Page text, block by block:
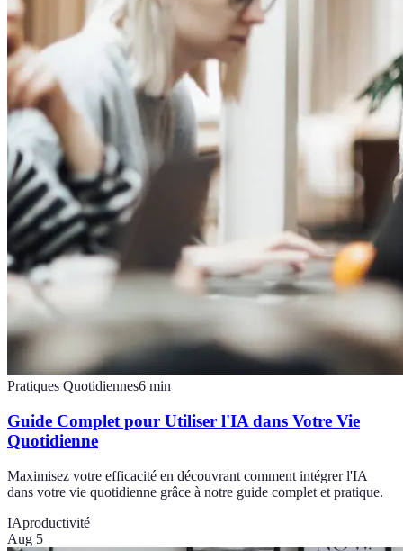
Pratiques Quotidiennes6 min
Guide Complet pour Utiliser l'IA dans Votre Vie
Quotidienne
Maximisez votre efficacité en découvrant comment intégrer l'IA
dans votre vie quotidienne grâce à notre guide complet et pratique.
IAproductivité
Aug 5